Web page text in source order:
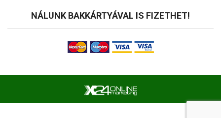
NÁLUNK BAKKÁRTYÁVAL IS FIZETHET!